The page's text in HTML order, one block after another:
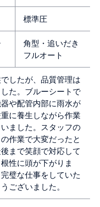
標準圧
角型・追いだき
フルオート
したが、品質管理は
た。ブルーシートで
や配管内部に雨水が
に養生しながら作業
ました。スタッフの
作業で大変だったと
まで笑顔で対応して
性に頭が下がりま
璧な仕事をしていた
ございました。